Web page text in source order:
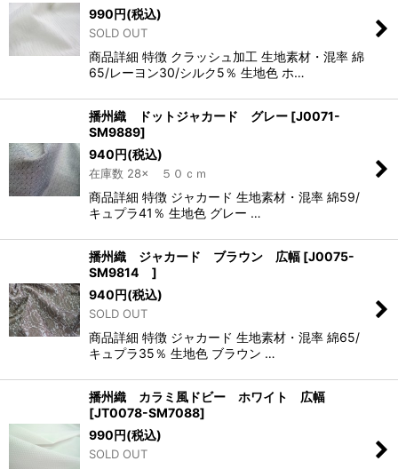
990円(税込)
SOLD OUT
商品詳細 特徴 クラッシュ加工 生地素材・混率 綿
65/レーヨン30/シルク5％ 生地色 ホ…
播州織 ドットジャカード グレー [J0071-
SM9889]
940円(税込)
在庫数 28× ５０ｃｍ
商品詳細 特徴 ジャカード 生地素材・混率 綿59/
キュプラ41％ 生地色 グレー …
播州織 ジャカード ブラウン 広幅 [J0075-
SM9814 ]
940円(税込)
SOLD OUT
商品詳細 特徴 ジャカード 生地素材・混率 綿65/
キュプラ35％ 生地色 ブラウン …
播州織 カラミ風ドビー ホワイト 広幅
[JT0078-SM7088]
990円(税込)
SOLD OUT